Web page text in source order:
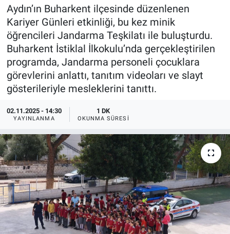
Aydın’ın Buharkent ilçesinde düzenlenen
Kariyer Günleri etkinliği, bu kez minik
öğrencileri Jandarma Teşkilatı ile buluşturdu.
Buharkent İstiklal İlkokulu’nda gerçekleştirilen
programda, Jandarma personeli çocuklara
görevlerini anlattı, tanıtım videoları ve slayt
gösterileriyle mesleklerini tanıttı.
02.11.2025 - 14:30
YAYINLANMA
1 DK
OKUNMA SÜRESI